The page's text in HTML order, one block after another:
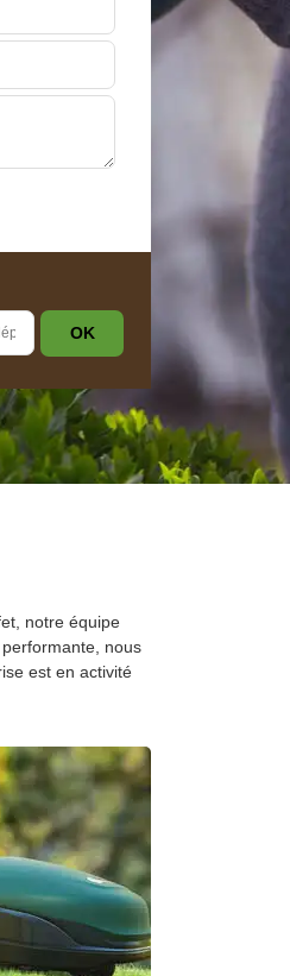
notre équipe
nous
est en activité